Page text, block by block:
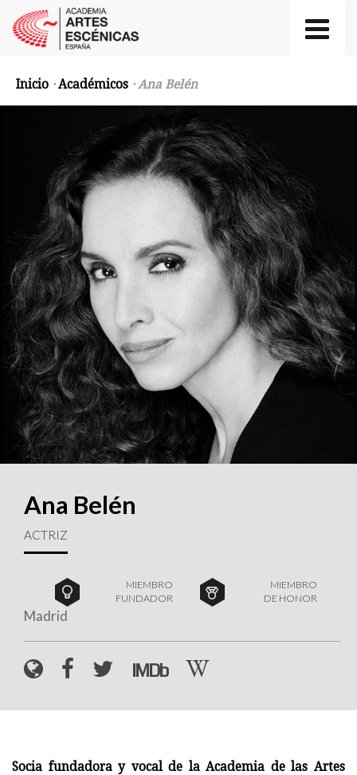
Inicio ·Académicos · Ana Belén
Ana Belén
ACTRIZ
MIEMBRO
DE HONOR
MIEMBRO
FUNDADOR
Madrid
IMDb W
Socia fundadora y vocal de la Academia de las Artes